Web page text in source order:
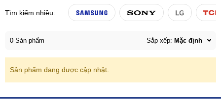
Tìm kiếm nhiều:
0 Sản phẩm Sắp xếp: Mặc định
Sản phẩm đang được cập nhật.